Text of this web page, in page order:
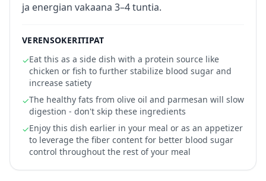
ja energian vakaana 3–4 tuntia.
VERENSOKERITIPAT
✓Eat this as a side dish with a protein source like
chicken or fish to further stabilize blood sugar and
increase satiety
✓The healthy fats from olive oil and parmesan will slow
digestion - don't skip these ingredients
✓Enjoy this dish earlier in your meal or as an appetizer
to leverage the fiber content for better blood sugar
control throughout the rest of your meal